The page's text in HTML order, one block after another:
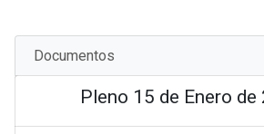
Documentos
Pleno 15 de Enero de